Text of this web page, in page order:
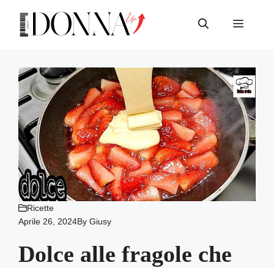
contenuto
Menu
Ricette
Aprile 26, 2024ByGiusy
Dolce alle fragole che